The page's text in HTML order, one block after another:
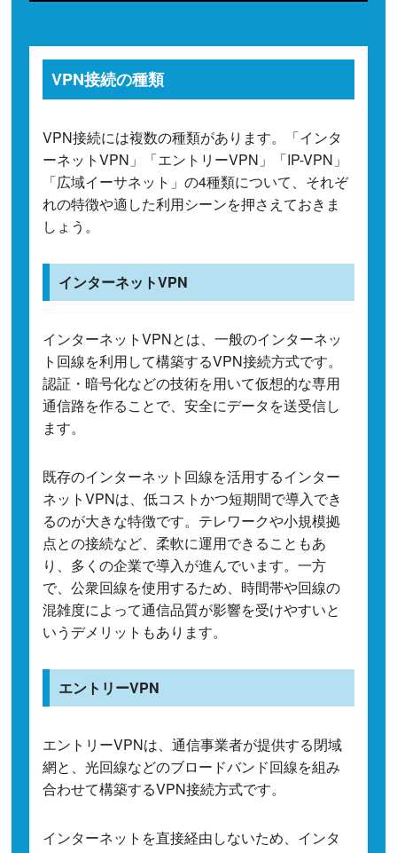
VPN接続の種類
VPN接続には複数の種類があります。「インタ
ーネットVPN」「エントリーVPN」「IP-VPN」
「広域イーサネット」の4種類について、それぞ
れの特徴や適した利用シーンを押さえておきま
しょう。
インターネットVPN
インターネットVPNとは、一般のインターネッ
ト回線を利用して構築するVPN接続方式です。
認証・暗号化などの技術を用いて仮想的な専用
通信路を作ることで、安全にデータを送受信し
ます。
既存のインターネット回線を活用するインター
ネットVPNは、低コストかつ短期間で導入でき
るのが大きな特徴です。テレワークや小規模拠
点との接続など、柔軟に運用できることもあ
り、多くの企業で導入が進んでいます。一方
で、公衆回線を使用するため、時間帯や回線の
混雑度によって通信品質が影響を受けやすいと
いうデメリットもあります。
エントリーVPN
エントリーVPNは、通信事業者が提供する閉域
網と、光回線などのブロードバンド回線を組み
合わせて構築するVPN接続方式です。
インターネットを直接経由しないため、インタ